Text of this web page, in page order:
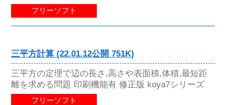
フリーソフト
三平方計算 (22.01.12公開 751K)
三平方の定理で辺の長さ,高さや表面積,体積,最短距
離を求める問題 印刷機能有 修正版 koya7シリーズ
フリーソフト